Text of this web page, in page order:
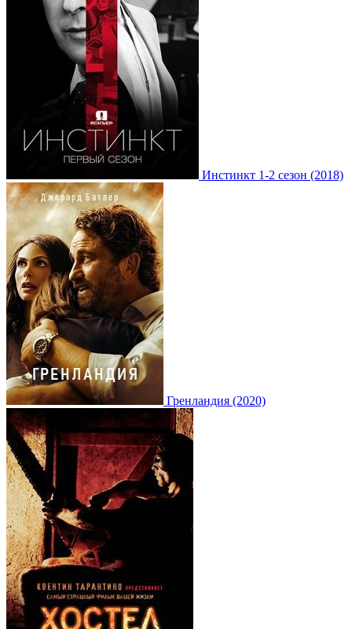
Инстинкт 1-2 сезон (2018)
Гренландия (2020)